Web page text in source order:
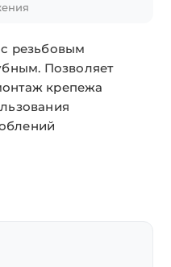
резьбовым
Позволяет
крепежа